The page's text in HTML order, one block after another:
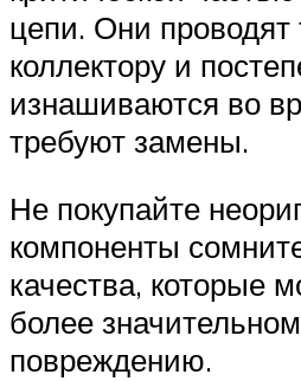
цепи. Они проводят
коллектору и
изнашиваются во
требуют замены.
Не покупайте
компоненты
качества, которые
более
повреждению.